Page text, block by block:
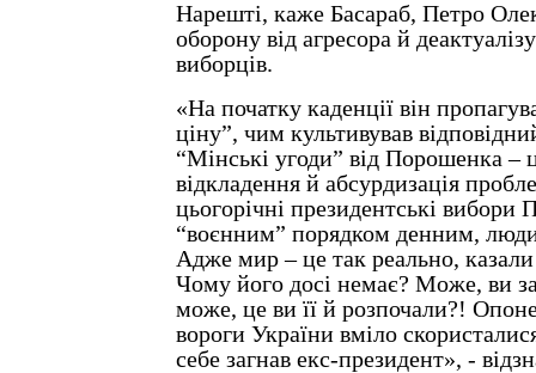
Нарешті, каже Басараб, Петро
оборону від агресора й
виборців.
«На початку каденції він
ціну”, чим культивував
“Мінські угоди” від Порошенка –
відкладення й абсурдизація
цьогорічні президентські
“воєнним” порядком денним,
Адже мир – це так реально,
Чому його досі немає? Може, ви
може, це ви її й розпочали?!
вороги України вміло
себе загнав екс-президент», -